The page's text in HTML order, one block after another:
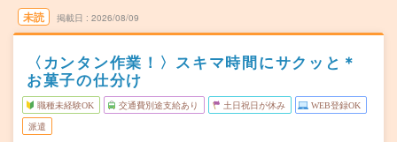
未読 掲載日 2026/08/09
〈カンタン作業！〉スキマ時間にサクッと＊
お菓子の仕分け
職種未経験OK 交通費別途支給あり 土日祝日が休み WEB登録OK
派遣